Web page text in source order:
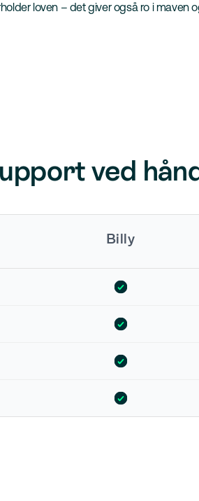
loven – det giver også ro i maven
ved
Billy